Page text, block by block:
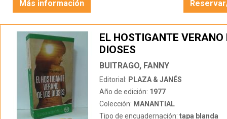
Más información
EL HOSTIGANTE VERANO
DIOSES
BUITRAGO, FANNY
Editorial: PLAZA & JANÉS
Año de edición: 1977
Colección: MANANTIAL
Tipo de encuadernación: tapa blanda